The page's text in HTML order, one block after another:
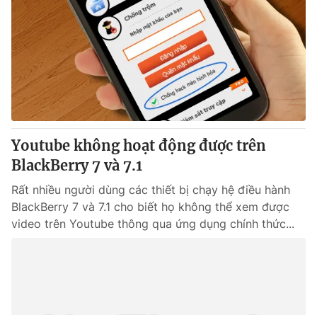
VTV Money VTV Thể thao
VTV Sức khoẻ Bất động sản
Thị trường 24h Tấm lòng Việt
VTV4 Vươn mình bằng AI
VTV9 VTV8
Youtube không hoạt động được trên
BlackBerry 7 và 7.1
Rất nhiều người dùng các thiết bị chạy hệ điều hành
BlackBerry 7 và 7.1 cho biết họ không thể xem được
video trên Youtube thông qua ứng dụng chính thức...